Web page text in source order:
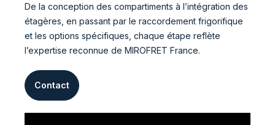
De la conception des compartiments à l’intégration des
étagères, en passant par le raccordement frigorifique
et les options spécifiques, chaque étape reflète
l’expertise reconnue de MIROFRET France.
Contact